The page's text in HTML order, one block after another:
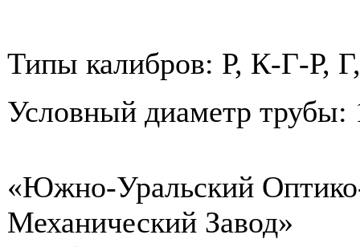
Типы калибров: Р, К-Г-Р,
Условный диаметр трубы:
«Южно-Уральский
Механический Завод»